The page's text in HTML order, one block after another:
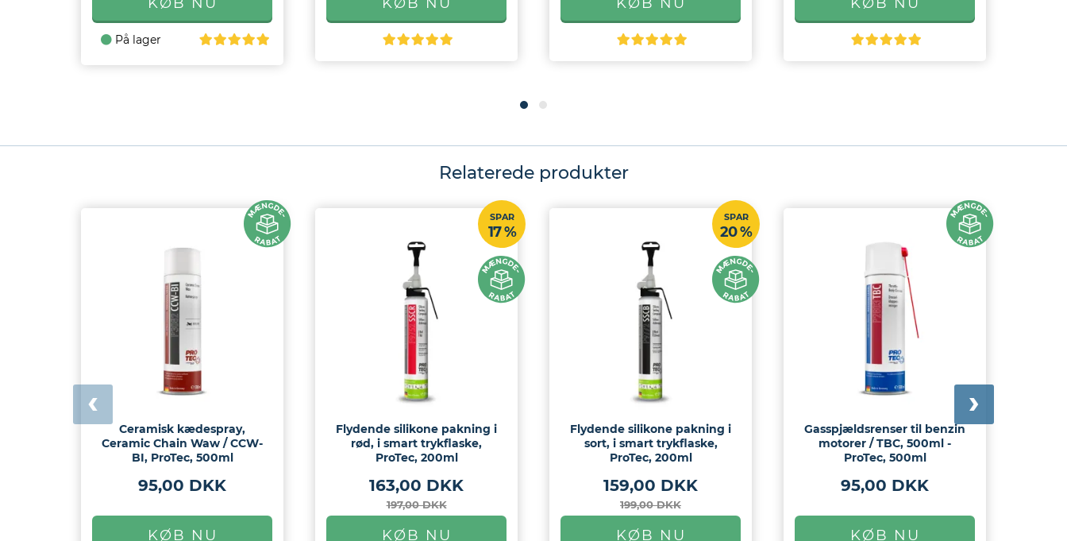
På lager
Relaterede produkter
Ceramisk kædespray,
Ceramic Chain Waw / CCW-
BI, ProTec, 500ml
95,00 DKK
SPAR
17 %
Flydende silikone pakning i
rød, i smart trykflaske,
ProTec, 200ml
163,00 DKK
197,00 DKK
SPAR
20 %
Flydende silikone pakning i
sort, i smart trykflaske,
ProTec, 200ml
159,00 DKK
199,00 DKK
Gasspjældsrenser til benzin
motorer / TBC, 500ml -
ProTec, 500ml
95,00 DKK